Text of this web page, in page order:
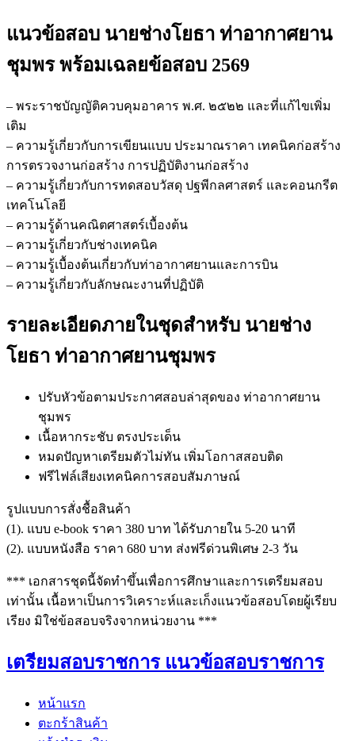
แนวข้อสอบ นายช่างโยธา ท่าอากาศยาน
ชุมพรพร้อมเฉลยข้อสอบ 2569
– พระราชบัญญัติควบคุมอาคาร พ.ศ. ๒๕๒๒ และที่แก้ไขเพิ่ม
เติม
– ความรู้เกี่ยวกับการเขียนแบบ ประมาณราคา เทคนิคก่อสร้าง
การตรวจงานก่อสร้าง การปฏิบัติงานก่อสร้าง
– ความรู้เกี่ยวกับการทดสอบวัสดุ ปฐพีกลศาสตร์ และคอนกรีต
เทคโนโลยี
– ความรู้ด้านคณิตศาสตร์เบื้องต้น
– ความรู้เกี่ยวกับช่างเทคนิค
– ความรู้เบื้องต้นเกี่ยวกับท่าอากาศยานและการบิน
– ความรู้เกี่ยวกับลักษณะงานที่ปฏิบัติ
รายละเอียดภายในชุดสำหรับ นายช่าง
โยธา ท่าอากาศยานชุมพร
ปรับหัวข้อตามประกาศสอบล่าสุดของ ท่าอากาศยาน
ชุมพร
เนื้อหากระชับ ตรงประเด็น
หมดปัญหาเตรียมตัวไม่ทัน เพิ่มโอกาสสอบติด
ฟรีไฟล์เสียงเทคนิคการสอบสัมภาษณ์
รูปแบบการสั่งชื้อสินค้า
(1). แบบ e-book ราคา 380 บาท ได้รับภายใน 5-20 นาที
(2). แบบหนังสือ ราคา 680 บาท ส่งฟรีด่วนพิเศษ 2-3 วัน
*** เอกสารชุดนี้จัดทำขึ้นเพื่อการศึกษาและการเตรียมสอบ
เท่านั้น เนื้อหาเป็นการวิเคราะห์และเก็งแนวข้อสอบโดยผู้เรียบ
เรียง มิใช่ข้อสอบจริงจากหน่วยงาน ***
เตรียมสอบราชการ แนวข้อสอบราชการ
หน้าแรก
ตะกร้าสินค้า